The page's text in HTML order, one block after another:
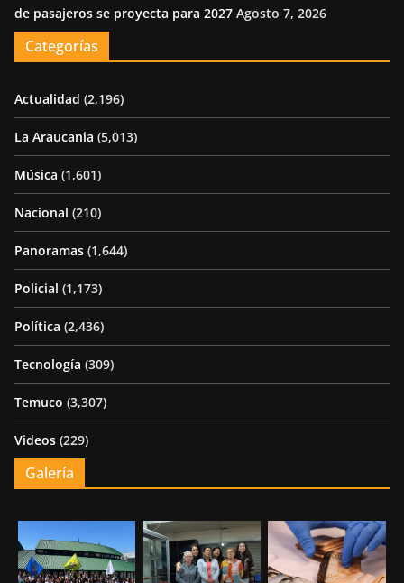
de pasajeros se proyecta para 2027 Agosto 7, 2026
Categorías
Actualidad (2,196)
La Araucania (5,013)
Música (1,601)
Nacional (210)
Panoramas (1,644)
Policial (1,173)
Política (2,436)
Tecnología (309)
Temuco (3,307)
Videos (229)
Galería